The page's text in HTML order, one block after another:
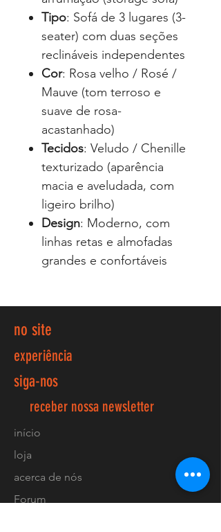
Tipo: Sofá de 3 lugares (3-
seater) com duas seções
reclináveis independentes
Cor: Rosa velho / Rosé /
Mauve (tom terroso e
suave de rosa-
acastanhado)
Tecidos: Veludo / Chenille
texturizado (aparência
macia e aveludada, com
ligeiro brilho)
Design: Moderno, com
linhas retas e almofadas
grandes e confortáveis
no site
experiência
siga-nos
receber nossa newsletter
início
loja
acerca de nós
Forum